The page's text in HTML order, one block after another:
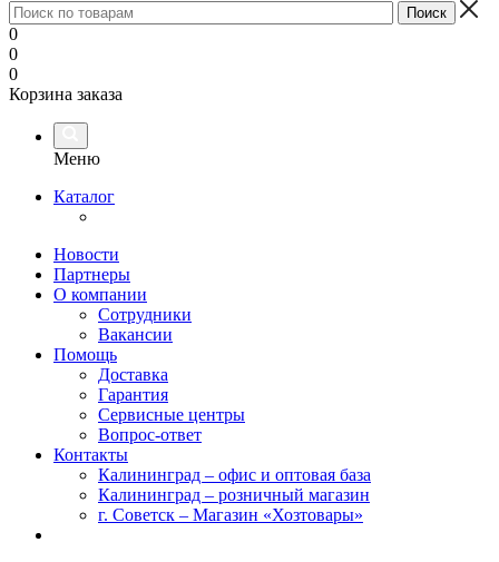
0
0
0
Корзина заказа
Меню
Каталог
Новости
Партнеры
О компании
Сотрудники
Вакансии
Помощь
Доставка
Гарантия
Сервисные центры
Вопрос-ответ
Контакты
Калининград – офис и оптовая база
Калининград – розничный магазин
г. Советск – Магазин «Хозтовары»